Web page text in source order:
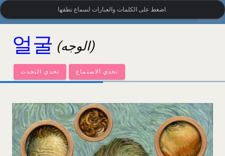
LanguageGuide.org•المفردات البصرية الكورية
얼굴 (الوجه)
تحدي التحدث تحدي الاستماع
اضغط على الكلمات والعبارات لسماع نطقها.